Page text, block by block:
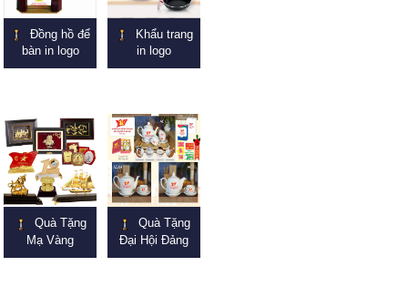
Đồng hồ để
bàn in logo
Khẩu trang
in logo
Quà Tặng
Mạ Vàng
Quà Tặng
Đại Hội Đảng